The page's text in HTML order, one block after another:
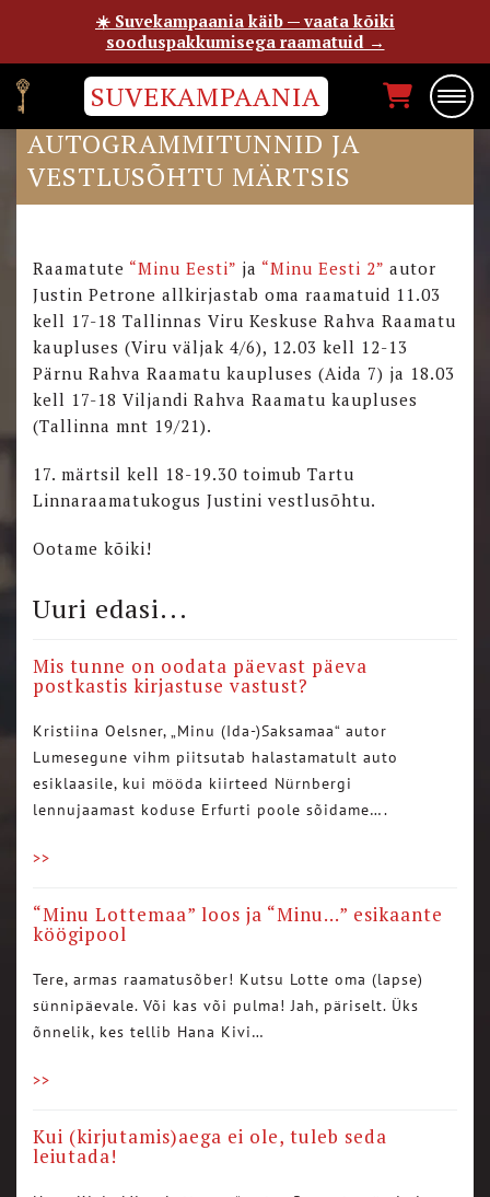
SUVEKAMPAANIA
JUSTIN PETRONE
AUTOGRAMMITUNNID JA
VESTLUSÕHTU MÄRTSIS
Raamatute “Minu Eesti” ja “Minu Eesti 2” autor
Justin Petrone allkirjastab oma raamatuid 11.03
kell 17-18 Tallinnas Viru Keskuse Rahva Raamatu
kaupluses (Viru väljak 4/6), 12.03 kell 12-13
Pärnu Rahva Raamatu kaupluses (Aida 7) ja 18.03
kell 17-18 Viljandi Rahva Raamatu kaupluses
(Tallinna mnt 19/21).
17. märtsil kell 18-19.30 toimub Tartu
Linnaraamatukogus Justini vestlusõhtu.
Ootame kõiki!
Uuri edasi...
Mis tunne on oodata päevast päeva
postkastis kirjastuse vastust?
Kristiina Oelsner, „Minu (Ida-)Saksamaa“ autor
Lumesegune vihm piitsutab halastamatult auto
esiklaasile, kui mööda kiirteed Nürnbergi
lennujaamast koduse Erfurti poole sõidame….
>>
“Minu Lottemaa” loos ja “Minu…” esikaante
köögipool
Tere, armas raamatusõber! Kutsu Lotte oma (lapse)
sünnipäevale. Või kas või pulma! Jah, päriselt. Üks
õnnelik, kes tellib Hana Kivi…
>>
Kui (kirjutamis)aega ei ole, tuleb seda
leiutada!
☀️ Suvekampaania käib — vaata kõiki
sooduspakkumisega raamatuid →